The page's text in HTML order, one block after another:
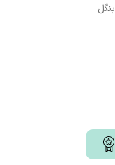
بنگل